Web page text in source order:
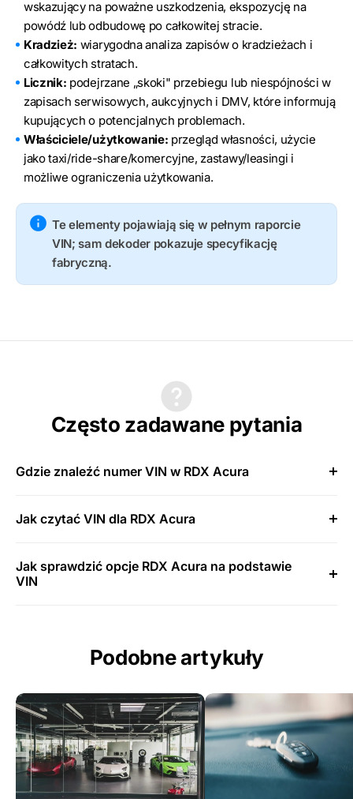
wskazujący na poważne uszkodzenia, ekspozycję na
powódź lub odbudowę po całkowitej stracie.
Kradzież: wiarygodna analiza zapisów o kradzieżach i
całkowitych stratach.
Licznik: podejrzane „skoki" przebiegu lub niespójności w
zapisach serwisowych, aukcyjnych i DMV, które informują
kupujących o potencjalnych problemach.
Właściciele/użytkowanie: przegląd własności, użycie
jako taxi/ride-share/komercyjne, zastawy/leasingi i
możliwe ograniczenia użytkowania.
Te elementy pojawiają się w pełnym raporcie
VIN; sam dekoder pokazuje specyfikację
fabryczną.
Często zadawane pytania
Gdzie znaleźć numer VIN w RDX Acura
Jak czytać VIN dla RDX Acura
Jak sprawdzić opcje RDX Acura na podstawie
VIN
Podobne artykuły